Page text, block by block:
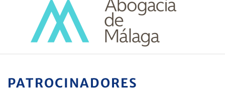
PATROCINADORES